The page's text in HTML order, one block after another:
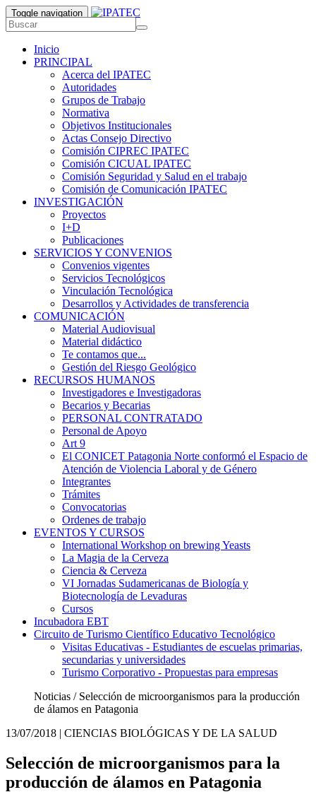
Toggle navigation
Inicio
PRINCIPAL
Acerca del IPATEC
Autoridades
Grupos de Trabajo
Normativa
Objetivos Institucionales
Actas Consejo Directivo
Comisión CIPREC IPATEC
Comisión CICUAL IPATEC
Comisión Seguridad y Salud en el trabajo
Comisión de Comunicación IPATEC
INVESTIGACIÓN
Proyectos
I+D
Publicaciones
SERVICIOS Y CONVENIOS
Convenios vigentes
Servicios Tecnológicos
Vinculación Tecnológica
Desarrollos y Actividades de transferencia
COMUNICACIÓN
Material Audiovisual
Material didáctico
Te contamos que...
Gestión del Riesgo Geológico
RECURSOS HUMANOS
Investigadores e Investigadoras
Becarios y Becarias
PERSONAL CONTRATADO
Personal de Apoyo
Art 9
El CONICET Patagonia Norte conformó el Espacio de
Atención de Violencia Laboral y de Género
Integrantes
Trámites
Convocatorias
Ordenes de trabajo
EVENTOS Y CURSOS
International Workshop on brewing Yeasts
La Magia de la Cerveza
Ciencia & Cerveza
VI Jornadas Sudamericanas de Biología y
Biotecnología de Levaduras
Cursos
Incubadora EBT
Circuito de Turismo Científico Educativo Tecnológico
Visitas Educativas - Estudiantes de escuelas primarias,
secundarias y universidades
Turismo Corporativo - Propuestas para empresas
Noticias / Selección de microorganismos para la producción
de álamos en Patagonia
13/07/2018 | CIENCIAS BIOLÓGICAS Y DE LA SALUD
Selección de microorganismos para la
producción de álamos en Patagonia